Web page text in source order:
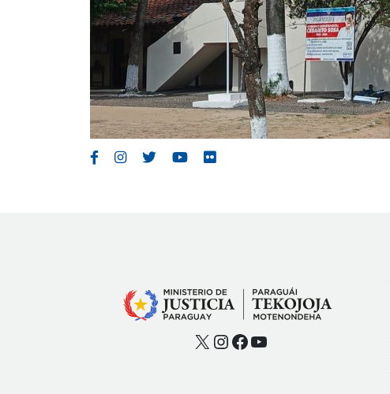
X Instagram
Facebook
YouTube